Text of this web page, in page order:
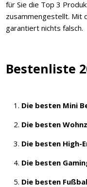
für Sie die Top 3
zusammengestellt. Mit
garantiert nichts falsch.
Bestenliste
Die besten Mini
Die besten
Die besten High-
Die besten
Die besten